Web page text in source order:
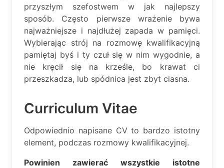
przyszłym szefostwem w jak najlepszy
sposób. Często pierwsze wrażenie bywa
najważniejsze i najdłużej zapada w pamięci.
Wybierając strój na rozmowę kwalifikacyjną
pamiętaj byś i ty czuł się w nim wygodnie, a
nie kręcił się na krześle, bo krawat ci
przeszkadza, lub spódnica jest zbyt ciasna.
Curriculum Vitae
Odpowiednio napisane CV to bardzo istotny
element, podczas rozmowy kwalifikacyjnej.
Powinien zawierać wszystkie istotne